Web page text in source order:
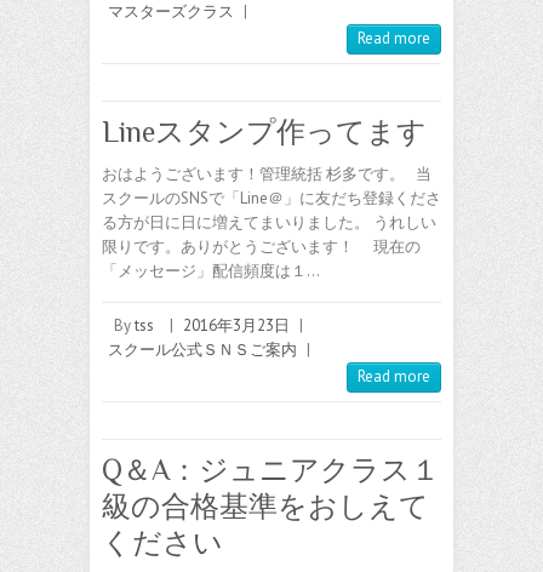
マスターズクラス |
Read more
Lineスタンプ作ってます
おはようございます！管理統括 杉多です。 当
スクールのSNSで「Line＠」に友だち登録くださ
る方が日に日に増えてまいりました。 うれしい
限りです。ありがとうございます！ 現在の
「メッセージ」配信頻度は１…
Bytss | 2016年3月23日
|
スクール公式ＳＮＳご案内 |
Read more
Q＆A：ジュニアクラス１
級の合格基準をおしえて
ください